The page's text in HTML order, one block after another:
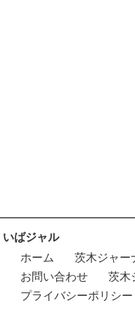
いばジャル
ホーム
茨木ジャー
お問い合わせ
茨木
プライバシーポリシ